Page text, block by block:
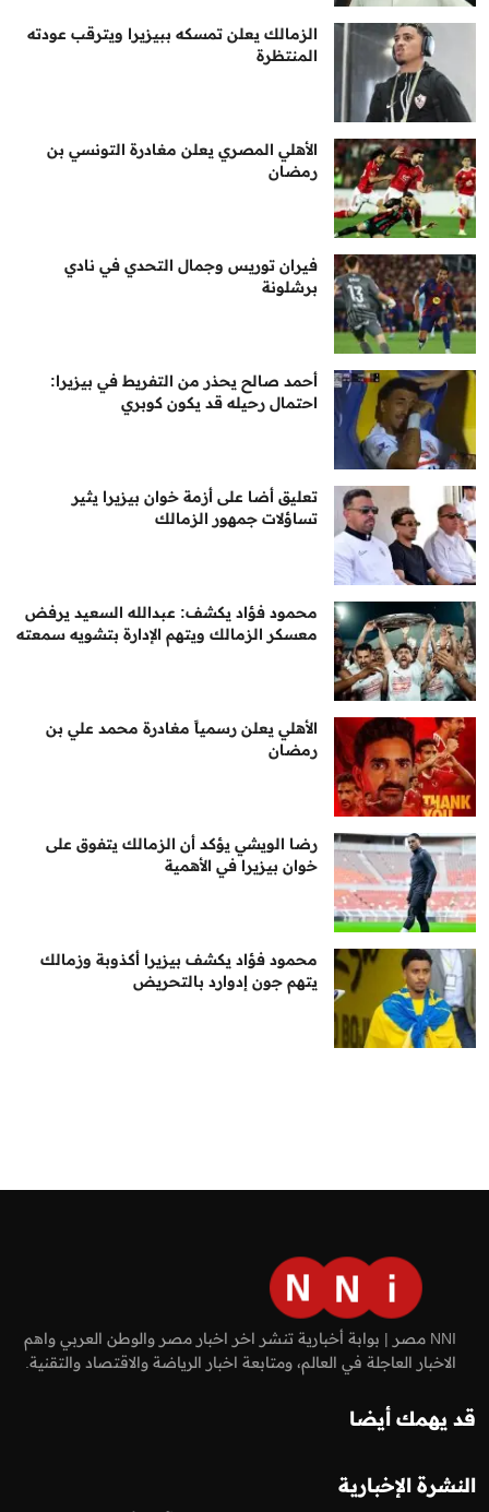
الزمالك يعلن تمسكه ببيزيرا ويترقب عودته
المنتظرة
الأهلي المصري يعلن مغادرة التونسي بن
رمضان
فيران توريس وجمال التحدي في نادي
برشلونة
أحمد صالح يحذر من التفريط في بيزيرا:
احتمال رحيله قد يكون كوبري
تعليق أضا على أزمة خوان بيزيرا يثير
تساؤلات جمهور الزمالك
محمود فؤاد يكشف: عبدالله السعيد يرفض
معسكر الزمالك ويتهم الإدارة بتشويه سمعته
الأهلي يعلن رسمياً مغادرة محمد علي بن
رمضان
رضا الويشي يؤكد أن الزمالك يتفوق على
خوان بيزيرا في الأهمية
محمود فؤاد يكشف بيزيرا أكذوبة وزمالك
يتهم جون إدوارد بالتحريض
NNI مصر | بوابة أخبارية تنشر اخر اخبار مصر والوطن العربي واهم
الاخبار العاجلة في العالم، ومتابعة اخبار الرياضة والاقتصاد والتقنية.
قد يهمك أيضا
النشرة الإخبارية